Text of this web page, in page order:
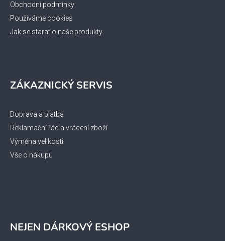
Obchodní podmínky
Používáme cookies
Jak se starat o naše produkty
ZÁKAZNICKÝ SERVIS
Doprava a platba
Reklamační řád a vrácení zboží
Výměna velikosti
Vše o nákupu
NEJEN DÁRKOVÝ ESHOP